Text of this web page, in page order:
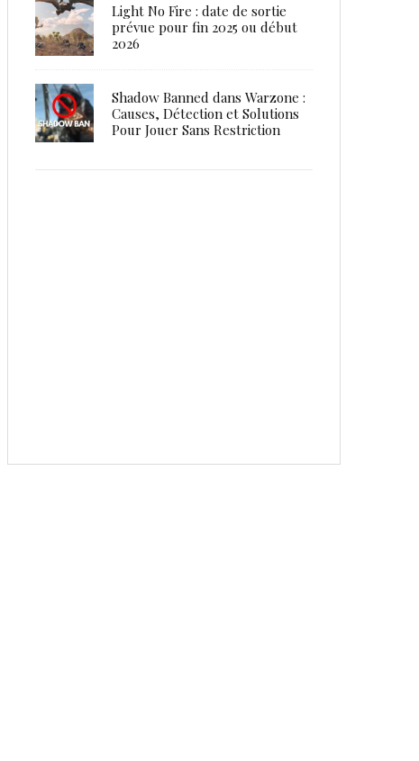
Light No Fire : date de sortie
prévue pour fin 2025 ou début
2026
Shadow Banned dans Warzone :
Causes, Détection et Solutions
Pour Jouer Sans Restriction